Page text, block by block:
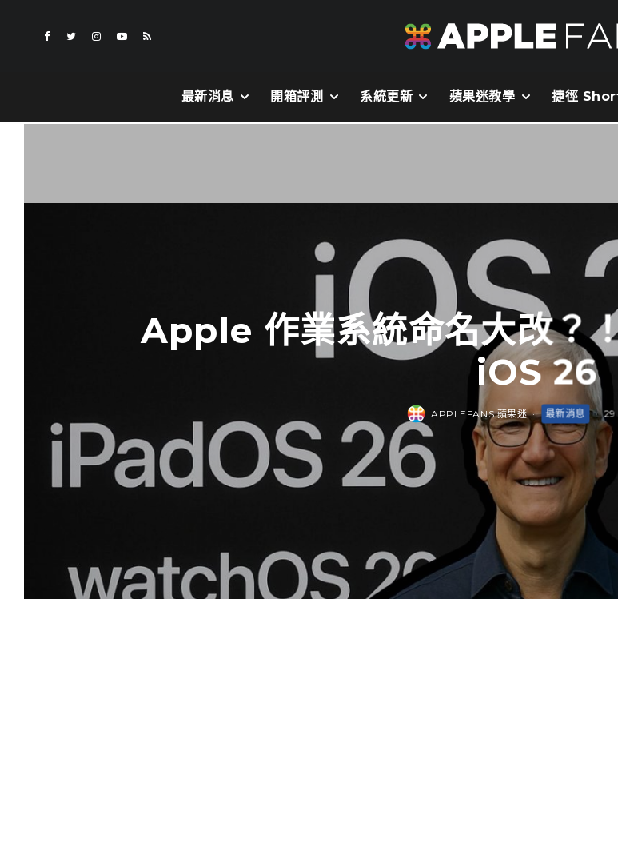
最新消息 開箱評測 系統更新 蘋果迷教學 捷徑
Apple 作業系統命名大改？
iOS 26
APPLEFANS 蘋果迷 · 最新消息 · 29